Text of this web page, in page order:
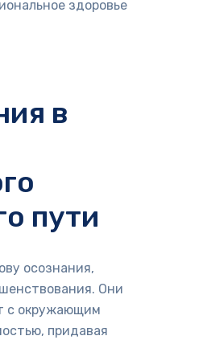
здоровье
в
пути
осознания,
Они
с окружающим
придавая